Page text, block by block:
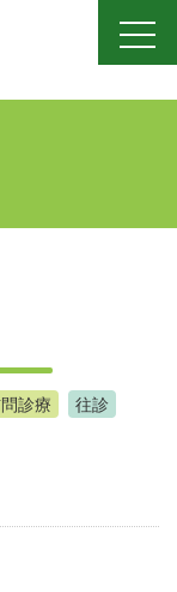
診療
往診